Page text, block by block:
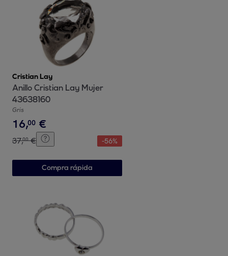
Cristian Lay
Anillo Cristian Lay Mujer
43638160
Gris
16,00 €
37,00 € -56%
Compra rápida